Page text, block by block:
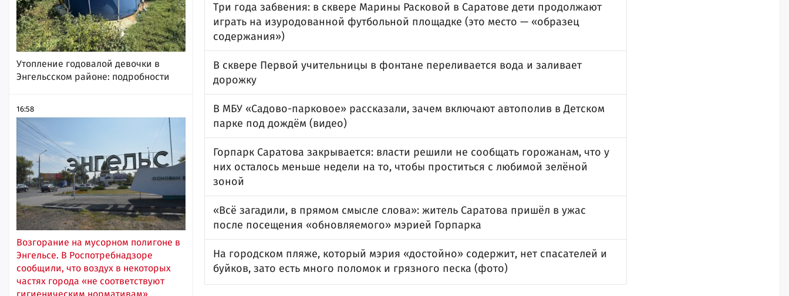
Утопление годовалой девочки в
Энгельсском районе: подробности
16:58
Возгорание на мусорном полигоне в
Энгельсе. В Роспотребнадзоре
сообщили, что воздух в некоторых
частях города «не соответствуют
Три года забвения: в сквере Марины Расковой в Саратове дети продолжают
играть на изуродованной футбольной площадке (это место — «образец
содержания»)
В сквере Первой учительницы в фонтане переливается вода и заливает
дорожку
В МБУ «Садово-парковое» рассказали, зачем включают автополив в Детском
парке под дождём (видео)
Горпарк Саратова закрывается: власти решили не сообщать горожанам, что у
них осталось меньше недели на то, чтобы проститься с любимой зелёной
зоной
«Всё загадили, в прямом смысле слова»: житель Саратова пришёл в ужас
после посещения «обновляемого» мэрией Горпарка
На городском пляже, который мэрия «достойно» содержит, нет спасателей и
буйков, зато есть много поломок и грязного песка (фото)